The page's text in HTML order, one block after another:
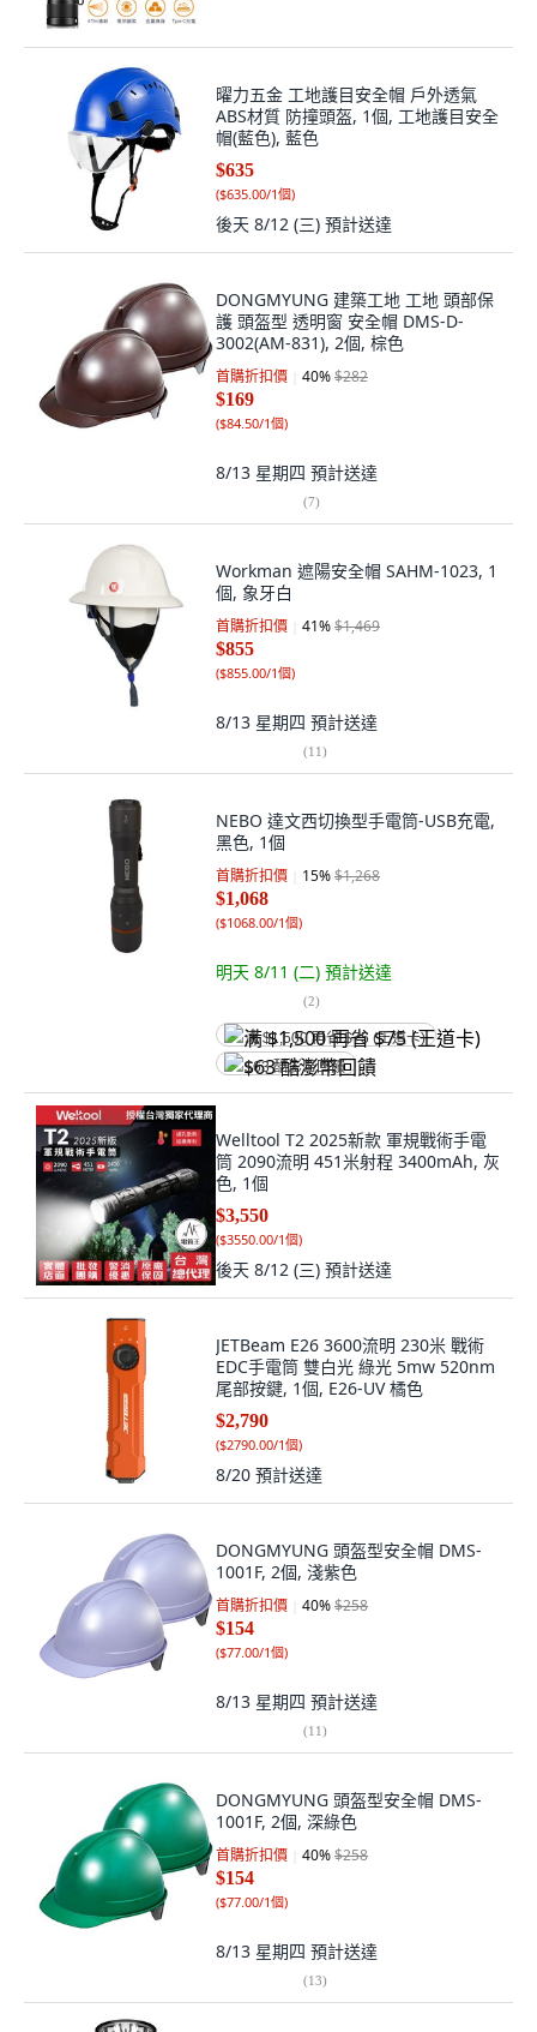
曜力五金 工地護目安全帽 戶外透氣
ABS材質 防撞頭盔, 1個, 工地護目安全
帽(藍色), 藍色
$635
($635.00/1個)
後天 8/12 (三) 預計送達
DONGMYUNG 建築工地 工地 頭部保
護 頭盔型 透明窗 安全帽 DMS-D-
3002(AM-831), 2個, 棕色
首購折扣價 40%$282
$169
($84.50/1個)
8/13 星期四 預計送達
(7)
Workman 遮陽安全帽 SAHM-1023, 1
個, 象牙白
首購折扣價 41%$1,469
$855
($855.00/1個)
8/13 星期四 預計送達
(11)
NEBO 達文西切換型手電筒-USB充電,
黑色, 1個
首購折扣價 15%$1,268
$1,068
($1068.00/1個)
明天 8/11 (二) 預計送達
(2)
满 $1,500 再省 $75 (王道卡)
$63 酷澎幣回饋
Welltool T2 2025新款 軍規戰術手電
筒 2090流明 451米射程 3400mAh, 灰
色, 1個
$3,550
($3550.00/1個)
後天 8/12 (三) 預計送達
JETBeam E26 3600流明 230米 戰術
EDC手電筒 雙白光 綠光 5mw 520nm
尾部按鍵, 1個, E26-UV 橘色
$2,790
($2790.00/1個)
8/20 預計送達
DONGMYUNG 頭盔型安全帽 DMS-
1001F, 2個, 淺紫色
首購折扣價 40%$258
$154
($77.00/1個)
8/13 星期四 預計送達
(11)
DONGMYUNG 頭盔型安全帽 DMS-
1001F, 2個, 深綠色
首購折扣價 40%$258
$154
($77.00/1個)
8/13 星期四 預計送達
(13)